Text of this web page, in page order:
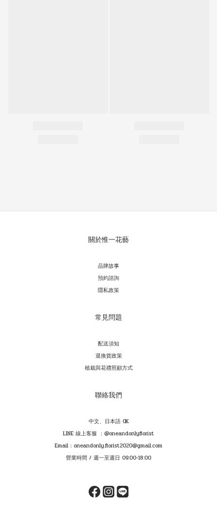
關於惟一花藝
品牌故事
預約諮詢
隱私政策
常見問題
配送須知
退換貨政策
植栽與花禮照顧方式
聯絡我們
中文、日本語 OK
LINE 線上客服 ：@oneandonlyflorist
Email：oneandonly.florist2020@gmail.com
營業時間 / 週一至週日 09:00-18:00